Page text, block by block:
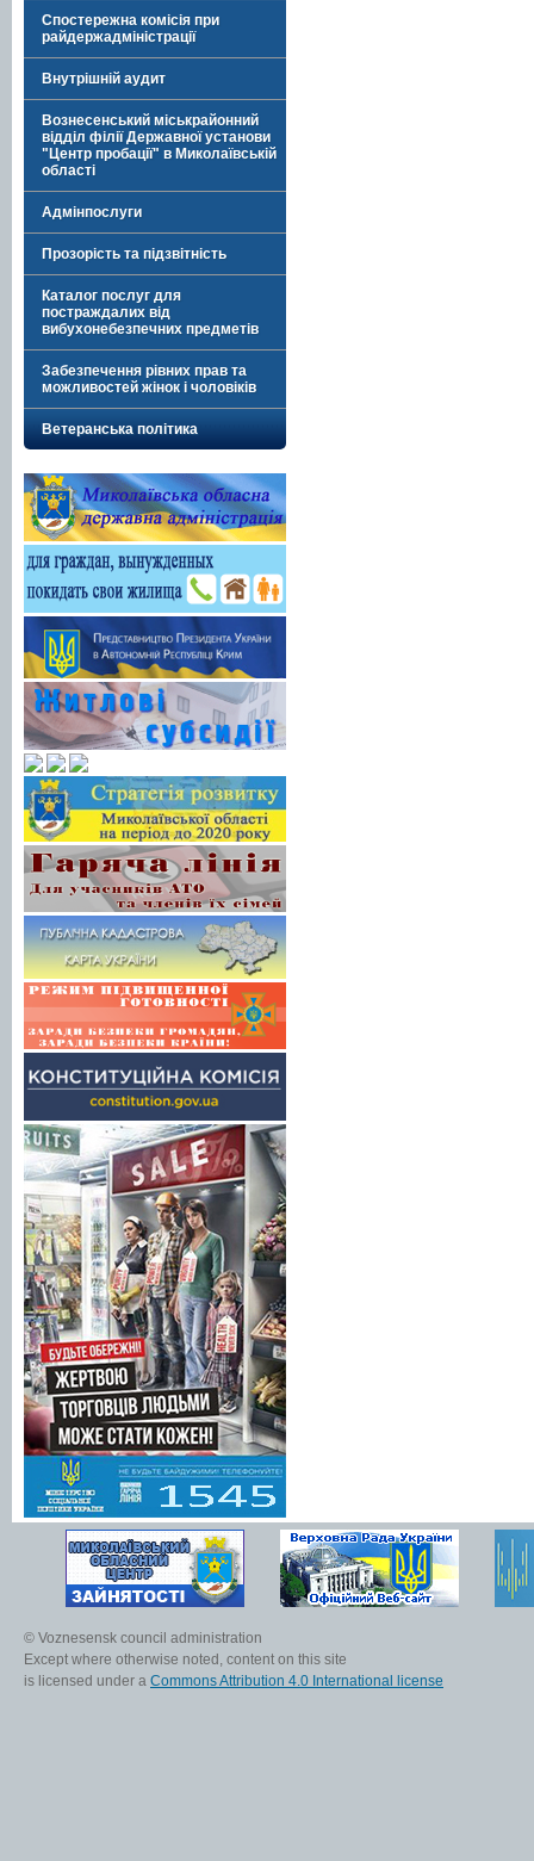
Спостережна комісія при
райдержадміністрації
Внутрішній аудит
Вознесенський міськрайонний
відділ філії Державної установи
"Центр пробації" в Миколаївській
області
Адмінпослуги
Прозорість та підзвітність
Каталог послуг для
постраждалих від
вибухонебезпечних предметів
Забезпечення рівних прав та
можливостей жінок і чоловіків
Ветеранська політика
© Voznesensk council administration
Except where otherwise noted, content on this site
is licensed under a Commons Attribution 4.0 International license